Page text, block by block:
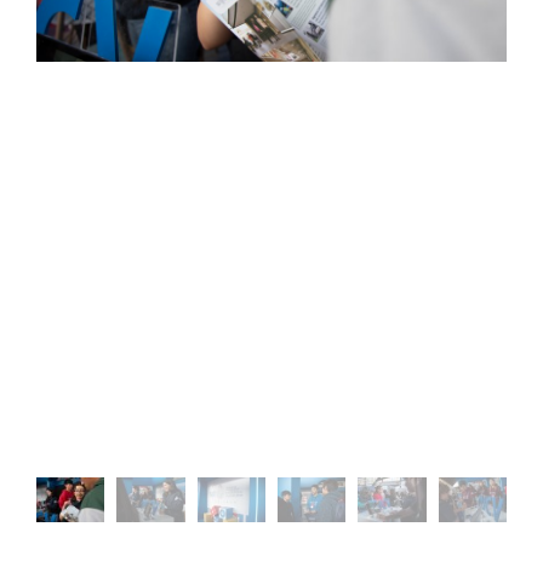
Funcionarios
Alumni